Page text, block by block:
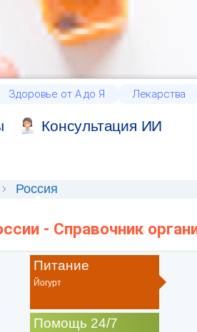
Здоровье от А до Я Лекарства
Консультация ИИ
Россия
- Справочник
Питание
Йогурт
Помощь 24/7